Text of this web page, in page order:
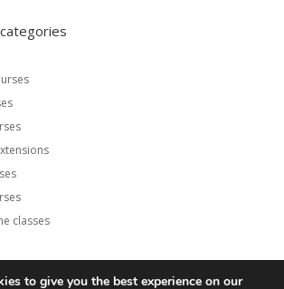
classes
to give you the best experience on our